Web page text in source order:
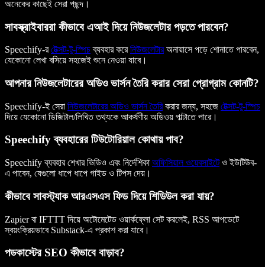
অনেকের কাছেই সেরা পছন্দ।
সাবস্ক্রাইবাররা কীভাবে এআই দিয়ে নিউজলেটার পড়তে পারবেন?
Speechify-রটেক্সট-টু-স্পিচব্যবহার করেনিউজলেটারঅনায়াসে পড়ে শোনাতে পারবেন,
যেকোনো লেখা বসিয়ে সহজেই শুনে নেওয়া যাবে।
আপনার নিউজলেটারের অডিও ভার্সন তৈরি করার সেরা প্রোগ্রাম কোনটি?
Speechify-ই সেরা নিউজলেটারের অডিও ভার্সন তৈরিকরার জন্য, সহজে টেক্সট-টু-স্পিচ
দিয়ে যেকোনো ডিজিটাল/লিখিত তথ্যকে আকর্ষণীয় অডিওয় পাল্টাতে পারে।
Speechify ব্যবহারের টিউটোরিয়াল কোথায় পাব?
Speechify ব্যবহার শেখার ভিডিও এবং নির্দেশিকা অফিসিয়াল ওয়েবসাইটেও ইউটিউব-
এ পাবেন, যেগুলো ধাপে ধাপে গাইড ও টিপস দেয়।
কীভাবে সাবস্ট্যাক আরএসএস ফিড দিয়ে শিডিউল করা যায়?
Zapier বা IFTTT দিয়ে অটোমেটেড ওয়ার্কফ্লো সেট করলেই, RSS আপডেটে
স্বয়ংক্রিয়ভাবে Substack-এ প্রকাশ করা যাবে।
পডকাস্টের SEO কীভাবে বাড়াব?